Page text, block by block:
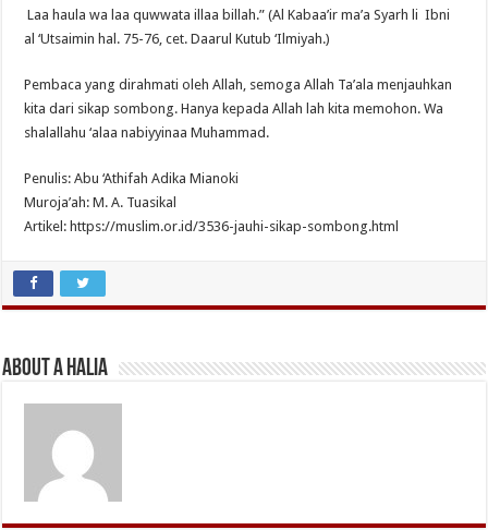
Laa haula wa laa quwwata illaa billah.” (Al Kabaa’ir ma’a Syarh li Ibni
al ‘Utsaimin hal. 75-76, cet. Daarul Kutub ‘Ilmiyah.)
Pembaca yang dirahmati oleh Allah, semoga Allah Ta’ala menjauhkan
kita dari sikap sombong. Hanya kepada Allah lah kita memohon. Wa
shalallahu ‘alaa nabiyyinaa Muhammad.
Penulis: Abu ‘Athifah Adika Mianoki
Muroja’ah: M. A. Tuasikal
Artikel: https://muslim.or.id/3536-jauhi-sikap-sombong.html
About A Halia